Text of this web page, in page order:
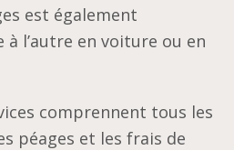
est également
à l’autre en voiture ou en
comprennent tous les
péages et les frais de